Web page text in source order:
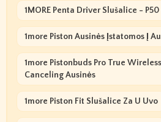
1MORE Penta Driver Slušalice - P50
1more Piston Ausinės Įstatomos Į
1more Pistonbuds Pro True
Canceling Ausinės
1more Piston Fit Slušalice Za U Uvo